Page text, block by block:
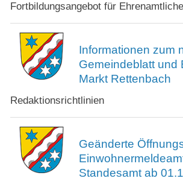
Fortbildungsangebot für
Informationen zum
Gemeindeblatt und
Markt Rettenbach
Redaktionsrichtlinien
Geänderte
Standesamt ab